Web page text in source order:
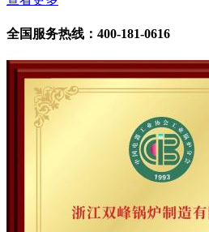
全国服务热线：400-181-0616